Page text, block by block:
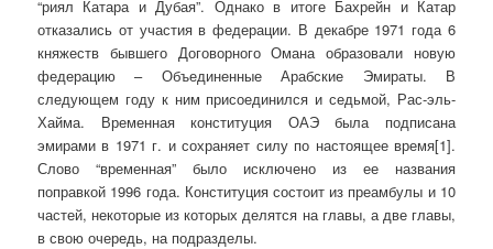
“риял Катара и Дубая”. Однако в итоге Бахрейн и Катар
отказались от участия в федерации. В декабре 1971 года 6
княжеств бывшего Договорного Омана образовали новую
федерацию – Объединенные Арабские Эмираты. В
следующем году к ним присоединился и седьмой, Рас-эль-
Хайма. Временная конституция ОАЭ была подписана
эмирами в 1971 г. и сохраняет силу по настоящее время[1].
Слово “временная” было исключено из ее названия
поправкой 1996 года. Конституция состоит из преамбулы и 10
частей, некоторые из которых делятся на главы, а две главы,
в свою очередь, на подразделы.